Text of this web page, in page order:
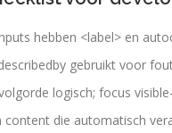
hebben <label> en
gebruikt voor
logisch; focus
content die automatisch